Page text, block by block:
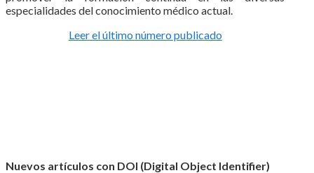
especialidades del conocimiento médico actual.
Leer el último número publicado
Nuevos artículos con DOI (Digital Object Identifier)